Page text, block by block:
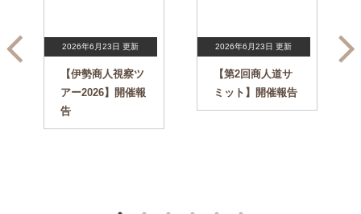
2026年6月23日 更新
【伊勢商人視察ツ
アー2026】開催報
告
2026年6月23日 更新
【第2回商人道サ
ミット】開催報告